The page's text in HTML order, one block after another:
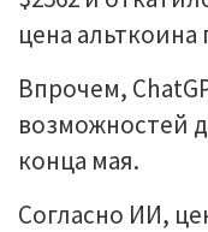
цена альткоина
Впрочем,
возможностей
конца мая.
Согласно ИИ,